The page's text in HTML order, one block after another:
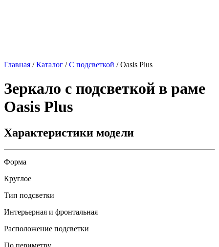
Главная /Каталог /С подсветкой /Oasis Plus
Зеркало с подсветкой в раме
Oasis Plus
Характеристики модели
Форма
Круглое
Тип подсветки
Интерьерная и фронтальная
Расположение подсветки